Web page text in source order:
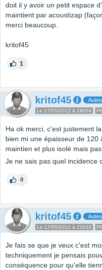
doit il y avoir un petit espace
maintient par acoustizap
merci beaucoup.
kritof45
1
kritof45
Le 17/05/2012 à 19h54
Ha ok merci, c'est justement
bien mi une épaisseur de
maintien et plus isolé mais
Je ne sais pas quel incidence
0
kritof45
Le 17/05/2012 à 21h32
Je fais se que je veux c'est
techniquement je pensais
conséquence pour qu'elle